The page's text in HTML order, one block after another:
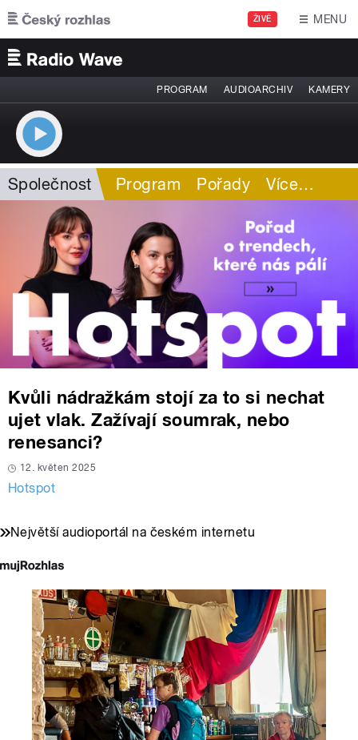
Přejít k hlavnímu obsahu
ŽIVĚ MENU
PROGRAM AUDIOARCHIV KAMERY
Společnost Program Pořady Více…
Kvůli nádražkám stojí za to si nechat
ujet vlak. Zažívají soumrak, nebo
renesanci?
12. květen 2025
Hotspot
Největší audioportál na českém internetu